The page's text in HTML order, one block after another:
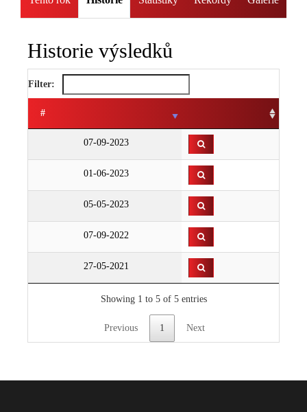
Historie výsledků
Filter:
#
07-09-2023
01-06-2023
05-05-2023
07-09-2022
27-05-2021
Showing 1 to 5 of 5 entries
Previous 1 Next